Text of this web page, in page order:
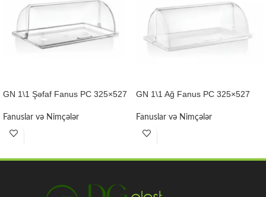
GN 1\1 Şəfaf Fanus PC 325×527
Fanuslar və Nimçələr
GN 1\1 Ağ Fanus PC 325×527
Fanuslar və Nimçələr